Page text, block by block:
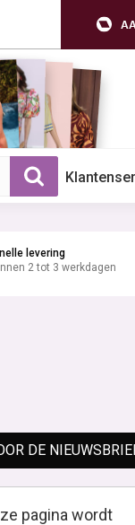
levering
2 tot 3 werkdagen
DE
pagina wordt